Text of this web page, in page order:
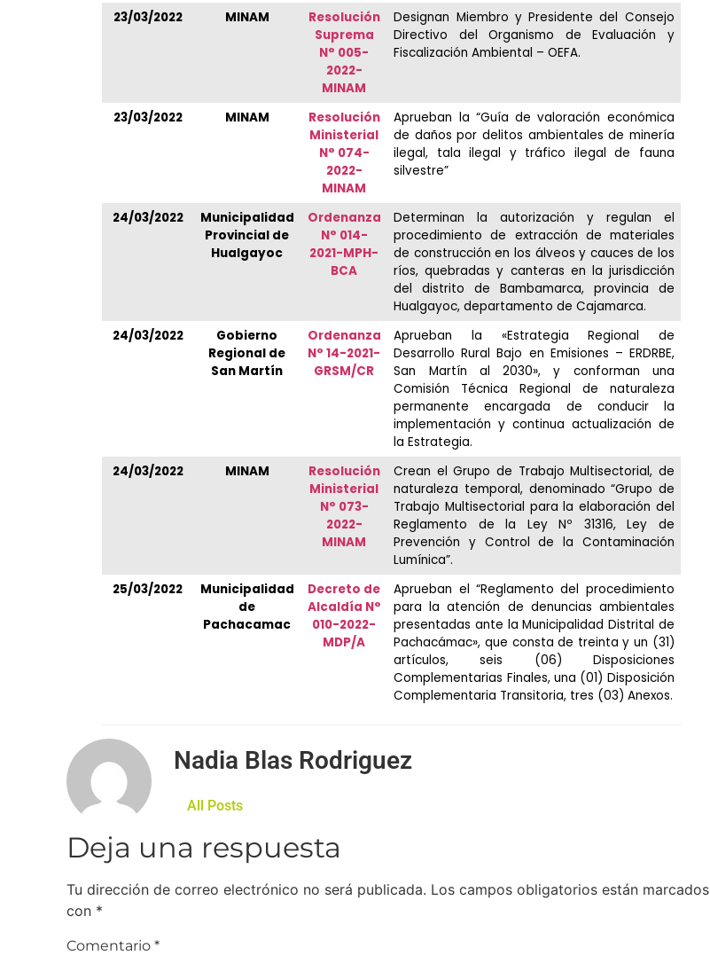
23/03/2022 MINAM
Resolución
Suprema
N° 005-
2022-
MINAM
Designan Miembro y Presidente del Consejo
Directivo del Organismo de Evaluación y
Fiscalización Ambiental – OEFA.
23/03/2022 MINAM
Resolución
Ministerial
N° 074-
2022-
MINAM
Aprueban la “Guía de valoración económica
de daños por delitos ambientales de minería
ilegal, tala ilegal y tráfico ilegal de fauna
silvestre”
24/03/2022
Municipalidad
Provincial de
Hualgayoc
Ordenanza
N° 014-
2021-MPH-
BCA
Determinan la autorización y regulan el
procedimiento de extracción de materiales
de construcción en los álveos y cauces de los
ríos, quebradas y canteras en la jurisdicción
del distrito de Bambamarca, provincia de
Hualgayoc, departamento de Cajamarca.
24/03/2022
Gobierno
Regional de
San Martín
Ordenanza
N° 14-2021-
GRSM/CR
Aprueban la «Estrategia Regional de
Desarrollo Rural Bajo en Emisiones – ERDRBE,
San Martín al 2030», y conforman una
Comisión Técnica Regional de naturaleza
permanente encargada de conducir la
implementación y continua actualización de
la Estrategia.
24/03/2022
MINAM
Resolución
Ministerial
N° 073-
2022-
MINAM
Crean el Grupo de Trabajo Multisectorial, de
naturaleza temporal, denominado “Grupo de
Trabajo Multisectorial para la elaboración del
Reglamento de la Ley Nº 31316, Ley de
Prevención y Control de la Contaminación
Lumínica”.
25/03/2022
Municipalidad
de
Pachacamac
Decreto de
Alcaldía N°
010-2022-
MDP/A
Aprueban el “Reglamento del procedimiento
para la atención de denuncias ambientales
presentadas ante la Municipalidad Distrital de
Pachacámac», que consta de treinta y un (31)
artículos, seis (06) Disposiciones
Complementarias Finales, una (01) Disposición
Complementaria Transitoria, tres (03) Anexos.
Nadia Blas Rodriguez
All Posts
Deja una respuesta
Tu dirección de correo electrónico no será publicada. Los campos obligatorios están marcados
con *
Comentario *